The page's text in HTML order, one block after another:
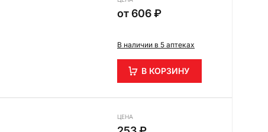
от606 ₽
В наличии в 5 аптеках
В КОРЗИНУ
ЦЕНА